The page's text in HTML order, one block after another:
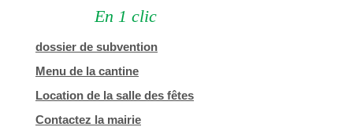
En 1 clic
dossier de subvention
Menu de la cantine
Location de la salle des fêtes
Contactez la mairie